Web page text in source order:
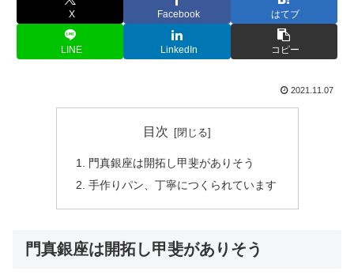
X Facebook はてブ
LINE LinkedIn コピー
2021.11.07
目次
門真銀座は開拓し甲斐がありそう
手作りパン、丁寧につくられています
門真銀座は開拓し甲斐がありそう